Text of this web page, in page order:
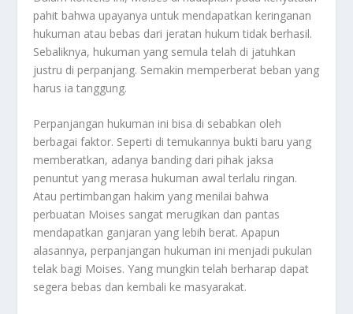
pahit bahwa upayanya untuk mendapatkan keringanan
hukuman atau bebas dari jeratan hukum tidak berhasil.
Sebaliknya, hukuman yang semula telah di jatuhkan
justru di perpanjang. Semakin memperberat beban yang
harus ia tanggung.
Perpanjangan hukuman ini bisa di sebabkan oleh
berbagai faktor. Seperti di temukannya bukti baru yang
memberatkan, adanya banding dari pihak jaksa
penuntut yang merasa hukuman awal terlalu ringan.
Atau pertimbangan hakim yang menilai bahwa
perbuatan Moises sangat merugikan dan pantas
mendapatkan ganjaran yang lebih berat. Apapun
alasannya, perpanjangan hukuman ini menjadi pukulan
telak bagi Moises. Yang mungkin telah berharap dapat
segera bebas dan kembali ke masyarakat.